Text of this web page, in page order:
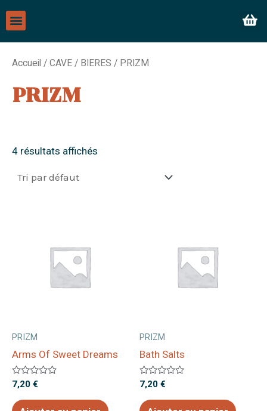
c
s
a
g
Menu
Accueil / CAVE / BIERES / PRIZM
PRIZM
4 résultats affichés
PRIZM
Arms Of Sweet Dreams
Note
sur
5
7,20 €
PRIZM
Bath Salts
Note
sur
5
7,20 €